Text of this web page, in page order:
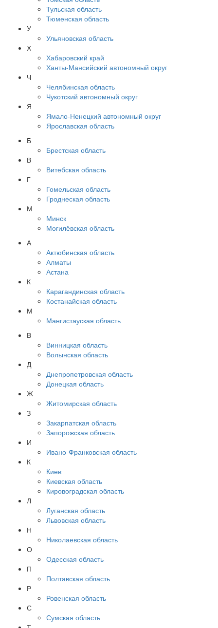
Тульская область
Тюменская область
У
Ульяновская область
Х
Хабаровский край
Ханты-Мансийский автономный округ
Ч
Челябинская область
Чукотский автономный округ
Я
Ямало-Ненецкий автономный округ
Ярославская область
Б
Брестская область
В
Витебская область
Г
Гомельская область
Гроднеская область
М
Минск
Могилёвская область
А
Актюбинская область
Алматы
Астана
К
Карагандинская область
Костанайская область
М
Мангистауская область
В
Винницкая область
Волынская область
Д
Днепропетровская область
Донецкая область
Ж
Житомирская область
З
Закарпатская область
Запорожская область
И
Ивано-Франковская область
К
Киев
Киевская область
Кировоградская область
Л
Луганская область
Львовская область
Н
Николаевская область
О
Одесская область
П
Полтавская область
Р
Ровенская область
С
Сумская область